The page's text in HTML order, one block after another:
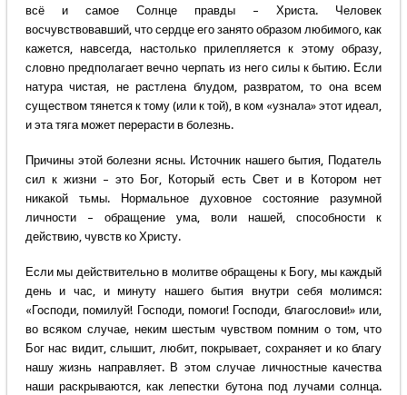
всё и самое Солнце правды – Христа. Человек
восчувствовавший, что сердце его занято образом любимого, как
кажется, навсегда, настолько прилепляется к этому образу,
словно предполагает вечно черпать из него силы к бытию. Если
натура чистая, не растлена блудом, развратом, то она всем
существом тянется к тому (или к той), в ком «узнала» этот идеал,
и эта тяга может перерасти в болезнь.
Причины этой болезни ясны. Источник нашего бытия, Податель
сил к жизни – это Бог, Который есть Свет и в Котором нет
никакой тьмы. Нормальное духовное состояние разумной
личности – обращение ума, воли нашей, способности к
действию, чувств ко Христу.
Если мы действительно в молитве обращены к Богу, мы каждый
день и час, и минуту нашего бытия внутри себя молимся:
«Господи, помилуй! Господи, помоги! Господи, благослови!» или,
во всяком случае, неким шестым чувством помним о том, что
Бог нас видит, слышит, любит, покрывает, сохраняет и ко благу
нашу жизнь направляет. В этом случае личностные качества
наши раскрываются, как лепестки бутона под лучами солнца.